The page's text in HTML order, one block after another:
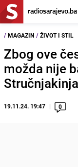
/ MAGAZIN / ŽIVOT I STIL
Zbog ove
možda nije
19.11.24. 19:47 0